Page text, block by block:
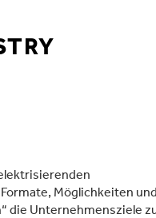
Möglichkeiten und
die Unternehmensziele